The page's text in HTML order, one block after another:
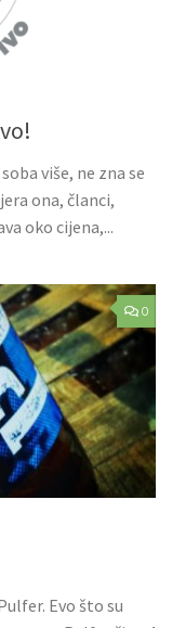
više, ne zna se
ona, članci,
oko cijena,...
0
Evo što su